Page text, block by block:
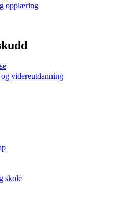
opplæring
videreutdanning
skole